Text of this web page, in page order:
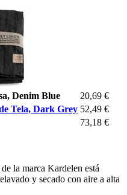
Denim Blue
20,69 €
Tela, Dark Grey 52,49 €
73,18 €
la marca Kardelen está
y secado con aire a alta